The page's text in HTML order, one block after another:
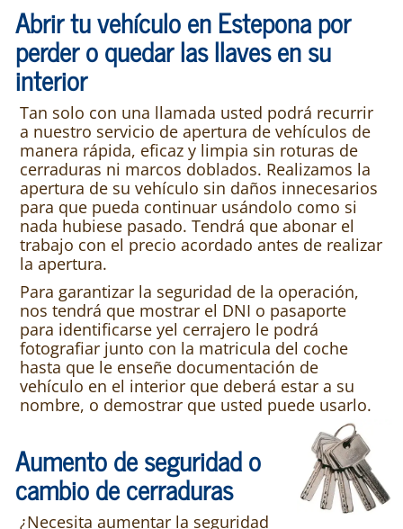
Abrir tu vehículo en Estepona por
perder o quedar las llaves en su
interior
Tan solo con una llamada usted podrá recurrir
a nuestro servicio de apertura de vehículos de
manera rápida, eficaz y limpia sin roturas de
cerraduras ni marcos doblados. Realizamos la
apertura de su vehículo sin daños innecesarios
para que pueda continuar usándolo como si
nada hubiese pasado. Tendrá que abonar el
trabajo con el precio acordado antes de realizar
la apertura.
Para garantizar la seguridad de la operación,
nos tendrá que mostrar el DNI o pasaporte
para identificarse yel cerrajero le podrá
fotografiar junto con la matricula del coche
hasta que le enseñe documentación de
vehículo en el interior que deberá estar a su
nombre, o demostrar que usted puede usarlo.
Aumento de seguridad o
cambio de cerraduras
¿Necesita aumentar la seguridad